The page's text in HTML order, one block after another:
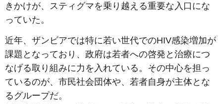
きかけが、スティグマを乗り越える重要な入口にな
っていた。
近年、ザンビアでは特に若い世代でのHIV感染増加が
課題となっており、政府は若者への啓発と治療につ
なげる取り組みに力を入れている。その中心を担っ
ているのが、市民社会団体や、若者自身が主体とな
るグループだ。